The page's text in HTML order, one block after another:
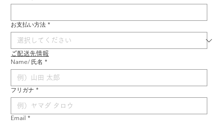
お支払い方法 *
ご配送先情報
Name/ 氏名 *
フリガナ *
Email *